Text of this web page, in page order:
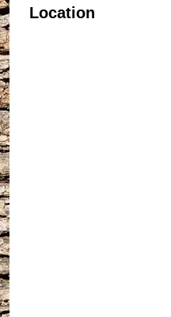
Location